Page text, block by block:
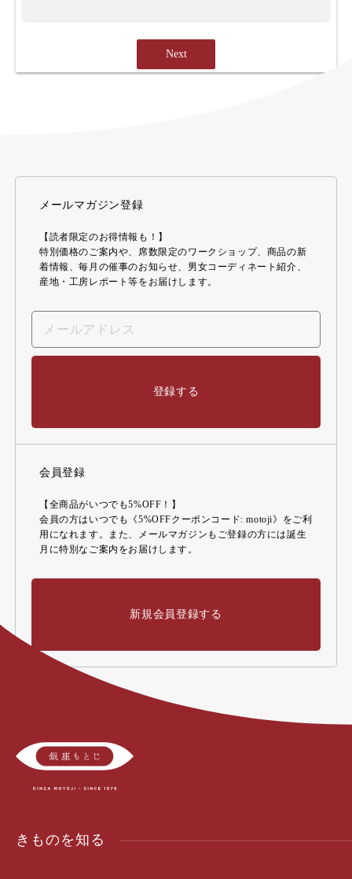
Next
メールマガジン登録
【読者限定のお得情報も！】
特別価格のご案内や、席数限定のワークショップ、商品の新
着情報、毎月の催事のお知らせ、男女コーディネート紹介、
産地・工房レポート等をお届けします。
登録する
会員登録
【全商品がいつでも5%OFF！】
会員の方はいつでも《5%OFFクーポンコード: motoji》をご利
用になれます。また、メールマガジンもご登録の方には誕生
月に特別なご案内をお届けします。
新規会員登録する
きものを知る